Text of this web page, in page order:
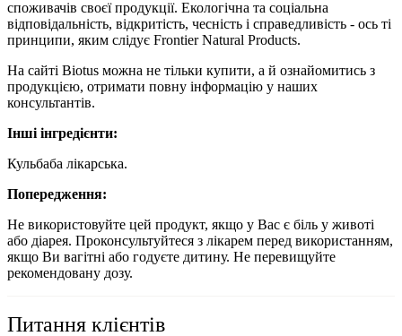
споживачів своєї продукції. Екологічна та соціальна
відповідальність, відкритість, чесність і справедливість - ось ті
принципи, яким слідує Frontier Natural Products.
На сайті Biotus можна не тільки купити, а й ознайомитись з
продукцією, отримати повну інформацію у наших
консультантів.
Інші інгредієнти:
Кульбаба лікарська.
Попередження:
Не використовуйте цей продукт, якщо у Вас є біль у животі
або діарея. Проконсультуйтеся з лікарем перед використанням,
якщо Ви вагітні або годуєте дитину. Не перевищуйте
рекомендовану дозу.
Питання клієнтів